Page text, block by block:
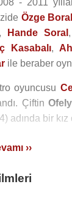
- 2011
Özge
, Hande Soral ,
Kasabalı,
ile beraber
oyuncusu
Çiftin
adında bir kız
Oyunları
Dakika
››